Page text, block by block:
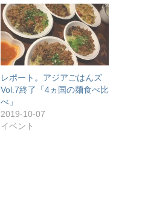
レポート。アジアごはんズ
Vol.7終了「4ヵ国の麺食べ比
べ」
2019-10-07
イベント